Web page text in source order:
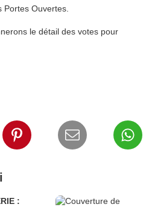
Ouvertes.
le détail des votes pour
: